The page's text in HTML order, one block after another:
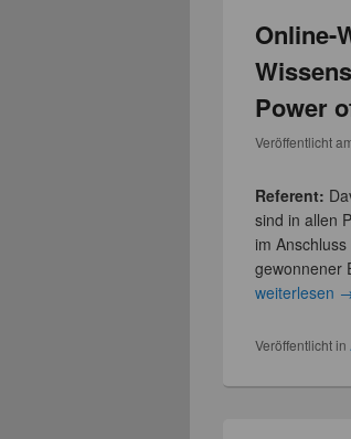
Online-
Power
Veröffentlicht
Referent:
sind in allen
im
gewonnener
weiterlesen
Veröffentlicht in